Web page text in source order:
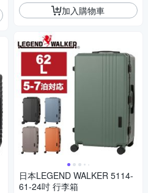
加入購物車
日本LEGEND WALKER 5114-
61-24吋 行李箱